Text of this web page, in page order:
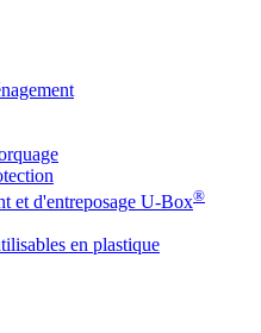
et d'entreposage U-Box®
en plastique